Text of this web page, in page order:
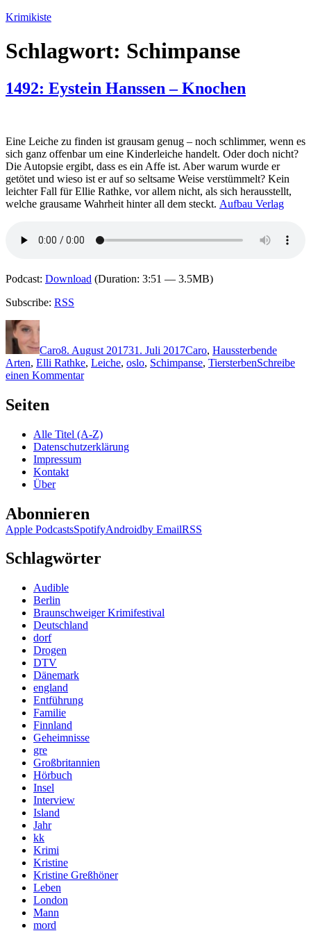
Zum
springen
Krimikiste
Schlagwort: Schimpanse
1492: Eystein Hanssen – Knochen
Eine Leiche zu finden ist grausam genug – noch schlimmer, wenn es
sich ganz offenbar um eine Kinderleiche handelt. Oder doch nicht?
Die Autopsie ergibt, dass es ein Affe ist. Aber warum wurde er
getötet und wieso ist er auf so seltsame Weise verstümmelt? Kein
leichter Fall für Ellie Rathke, vor allem nicht, als sich herausstellt,
welche grausame Wahrheit hinter all dem steckt. Aufbau Verlag
Podcast: Download (Duration: 3:51 — 3.5MB)
Subscribe: RSS
Autor
Caro8. August 201731. Juli 2017Caro, Haussterbende
Arten, Elli Rathke, Leiche, oslo, Schimpanse, TiersterbenSchreibe
einen Kommentarzu
Knochen
Seiten
Alle Titel (A-Z)
Datenschutzerklärung
Impressum
Kontakt
Über
Abonnieren
Apple PodcastsSpotifyAndroidby EmailRSS
Schlagwörter
Audible
Berlin
Braunschweiger Krimifestival
Deutschland
dorf
Drogen
DTV
Dänemark
england
Entführung
Familie
Finnland
Geheimnisse
gre
Großbritannien
Hörbuch
Insel
Interview
Island
Jahr
kk
Krimi
Kristine
Kristine Greßhöner
Leben
London
Mann
mord